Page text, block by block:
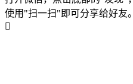
使用"扫一扫"即可分享给好友。